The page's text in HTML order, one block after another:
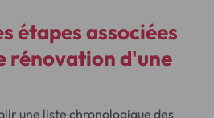
étapes associées
rénovationd'une
une liste chronologique des